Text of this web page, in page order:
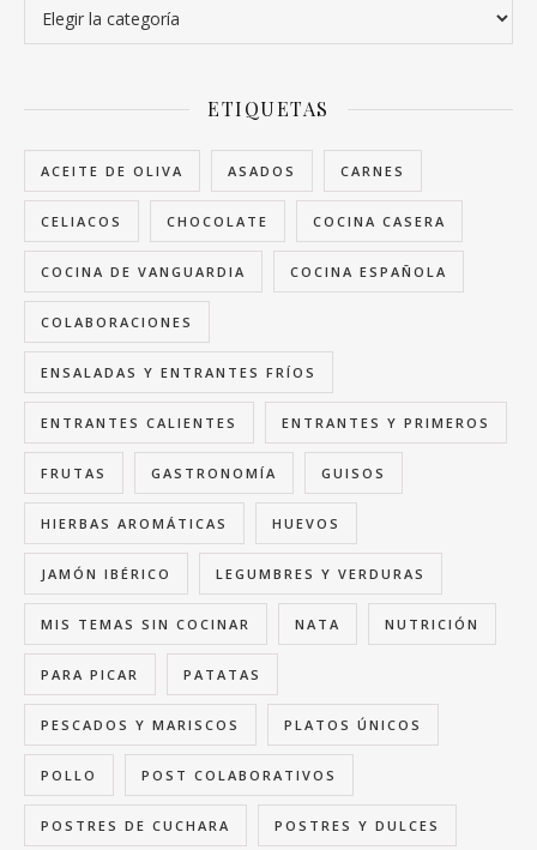
ETIQUETAS
ACEITE DE OLIVA ASADOS CARNES
CELIACOS CHOCOLATE COCINA CASERA
COCINA DE VANGUARDIA COCINA ESPAÑOLA
COLABORACIONES
ENSALADAS Y ENTRANTES FRÍOS
ENTRANTES CALIENTES ENTRANTES Y PRIMEROS
FRUTAS GASTRONOMÍA GUISOS
HIERBAS AROMÁTICAS HUEVOS
JAMÓN IBÉRICO LEGUMBRES Y VERDURAS
MIS TEMAS SIN COCINAR NATA NUTRICIÓN
PARA PICAR PATATAS
PESCADOS Y MARISCOS PLATOS ÚNICOS
POLLO POST COLABORATIVOS
POSTRES DE CUCHARA POSTRES Y DULCES